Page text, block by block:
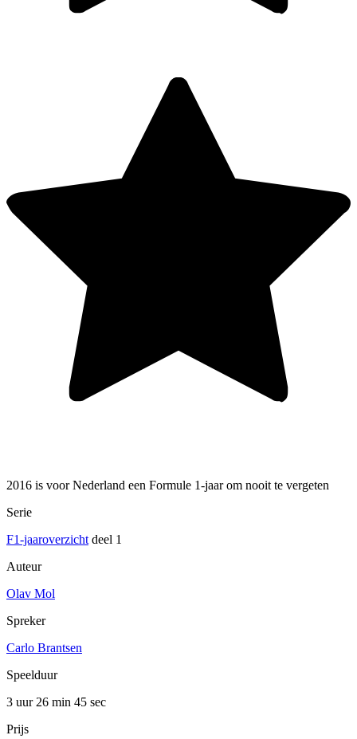
2016 is voor Nederland een Formule 1-jaar om nooit te vergeten
Serie
F1-jaaroverzicht deel 1
Auteur
Olav Mol
Spreker
Carlo Brantsen
Speelduur
3 uur 26 min 45 sec
Prijs